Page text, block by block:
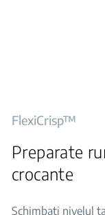
FlexiCrisp™
Preparate
crocante
Schimbati nivelul